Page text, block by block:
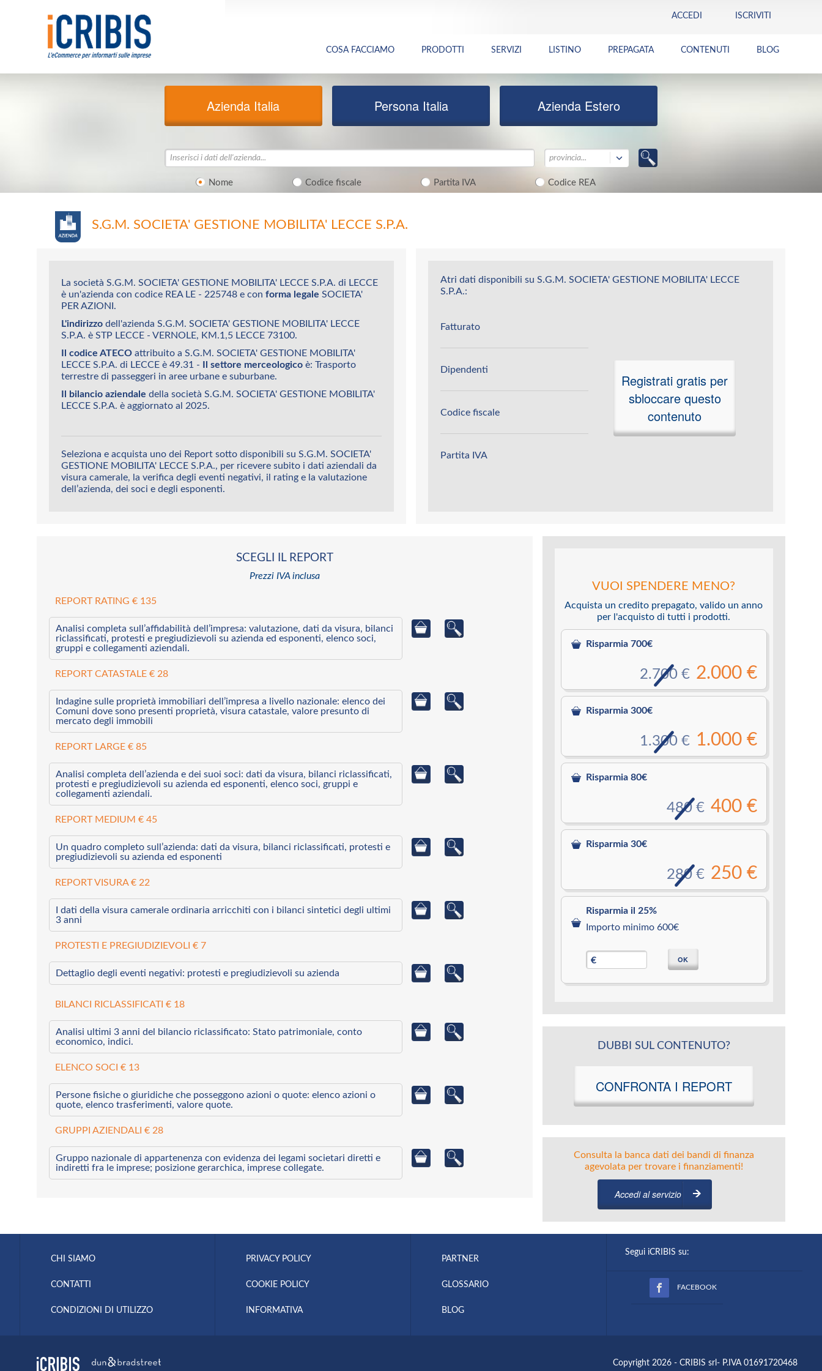
ACCEDI ISCRIVITI
COSA FACCIAMO PRODOTTI SERVIZI LISTINO PREPAGATA CONTENUTI BLOG
Azienda Italia Persona Italia Azienda Estero
Nome Codice fiscale Partita IVA Codice REA
provincia...
S.G.M. SOCIETA' GESTIONE MOBILITA' LECCE S.P.A.
La società S.G.M. SOCIETA' GESTIONE MOBILITA' LECCE S.P.A. di LECCE
è un'azienda con codice REA LE - 225748 e con forma legale SOCIETA'
PER AZIONI.
L'indirizzo dell'azienda S.G.M. SOCIETA' GESTIONE MOBILITA' LECCE
S.P.A. è STP LECCE - VERNOLE, KM.1,5 LECCE 73100.
Il codice ATECO attribuito a S.G.M. SOCIETA' GESTIONE MOBILITA'
LECCE S.P.A. di LECCE è 49.31 -
Il settore merceologico è: Trasporto
terrestre di passeggeri in aree urbane e suburbane.
Il bilancio aziendale della società S.G.M. SOCIETA' GESTIONE MOBILITA'
LECCE S.P.A. è aggiornato al 2025.
Seleziona e acquista uno dei Report sotto disponibili su S.G.M. SOCIETA'
GESTIONE MOBILITA' LECCE S.P.A., per ricevere subito i dati aziendali da
visura camerale, la verifica degli eventi negativi, il rating e la valutazione
dell’azienda, dei soci e degli esponenti.
Atri dati disponibili su S.G.M. SOCIETA' GESTIONE MOBILITA' LECCE
S.P.A.:
Fatturato
Dipendenti
Codice fiscale
Partita IVA
Registrati gratis per
sbloccare questo
contenuto
SCEGLI IL REPORT
Prezzi IVA inclusa
REPORT RATING € 135
Analisi completa sull’affidabilità dell’impresa: valutazione, dati da visura, bilanci
riclassificati, protesti e pregiudizievoli su azienda ed esponenti, elenco soci,
gruppi e collegamenti aziendali.
REPORT CATASTALE € 28
Indagine sulle proprietà immobiliari dell’impresa a livello nazionale: elenco dei
Comuni dove sono presenti proprietà, visura catastale, valore presunto di
mercato degli immobili
REPORT LARGE € 85
Analisi completa dell’azienda e dei suoi soci: dati da visura, bilanci riclassificati,
protesti e pregiudizievoli su azienda ed esponenti, elenco soci, gruppi e
collegamenti aziendali.
REPORT MEDIUM € 45
Un quadro completo sull’azienda: dati da visura, bilanci riclassificati, protesti e
pregiudizievoli su azienda ed esponenti
REPORT VISURA € 22
I dati della visura camerale ordinaria arricchiti con i bilanci sintetici degli ultimi
3 anni
PROTESTI E PREGIUDIZIEVOLI € 7
Dettaglio degli eventi negativi: protesti e pregiudizievoli su azienda
BILANCI RICLASSIFICATI € 18
Analisi ultimi 3 anni del bilancio riclassificato: Stato patrimoniale, conto
economico, indici.
ELENCO SOCI € 13
Persone fisiche o giuridiche che posseggono azioni o quote: elenco azioni o
quote, elenco trasferimenti, valore quote.
GRUPPI AZIENDALI € 28
Gruppo nazionale di appartenenza con evidenza dei legami societari diretti e
indiretti fra le imprese; posizione gerarchica, imprese collegate.
VUOI SPENDERE MENO?
Acquista un credito prepagato, valido un anno
per l'acquisto di tutti i prodotti.
Risparmia 700€
2.000 €
2.700 €
Risparmia 300€
1.000 €
1.300 €
Risparmia 80€
400 €
480 €
Risparmia 30€
250 €
280 €
Risparmia il 25%
Importo minimo 600€
€ OK
DUBBI SUL CONTENUTO?
CONFRONTA I REPORT
Consulta la banca dati dei bandi di finanza
agevolata per trovare i finanziamenti!
Accedi al servizio
CHI SIAMO
CONTATTI
CONDIZIONI DI UTILIZZO
PRIVACY POLICY
COOKIE POLICY
INFORMATIVA
PARTNER
GLOSSARIO
BLOG
Segui iCRIBIS su:
FACEBOOK
Copyright 2026 - CRIBIS srl- P.IVA 01691720468